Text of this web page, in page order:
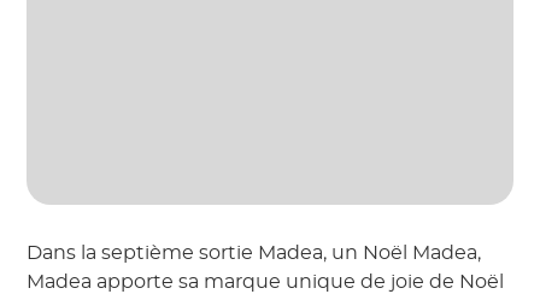
Dans la septième sortie Madea, un Noël Madea,
Madea apporte sa marque unique de joie de Noël